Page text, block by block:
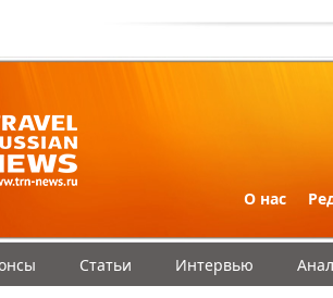
О нас
Статьи Интервью